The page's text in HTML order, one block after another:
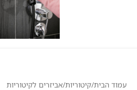
עמוד הבית/קיטוריות/אביזרים לקיטוריות